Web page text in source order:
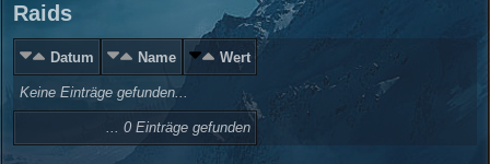
Raids
Datum Name Wert
Keine Einträge gefunden...
... 0 Einträge gefunden